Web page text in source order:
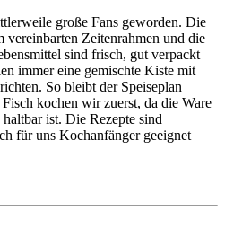
große Fans geworden. Die
Zeitenrahmen und die
sind frisch, gut verpackt
immer eine gemischte Kiste mit
So bleibt der Speiseplan
kochen wir zuerst, da die Ware
ist. Die Rezepte sind
für uns Kochanfänger geeignet